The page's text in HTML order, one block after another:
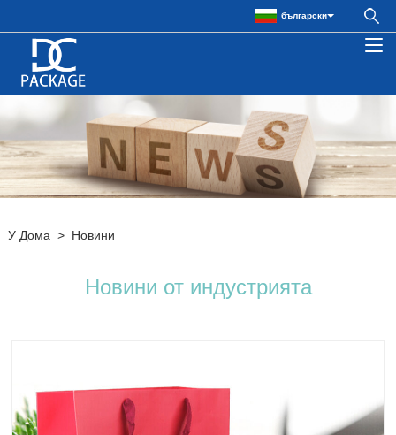
български
У Дома > Новини
Новини от индустрията